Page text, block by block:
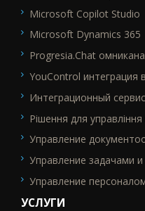
Microsoft Copilot Studio
Microsoft Dynamics 365
Progresia.Chat
YouControl интеграция
Интеграционный
Рішення для
Управление
Управление задачами
Управление
УСЛУГИ